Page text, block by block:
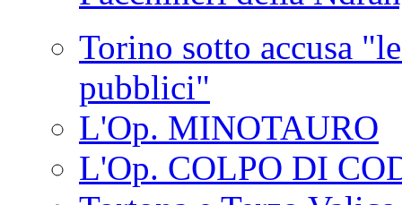
Torino sotto accusa
pubblici"
L'Op. MINOTAURO
L'Op. COLPO DI